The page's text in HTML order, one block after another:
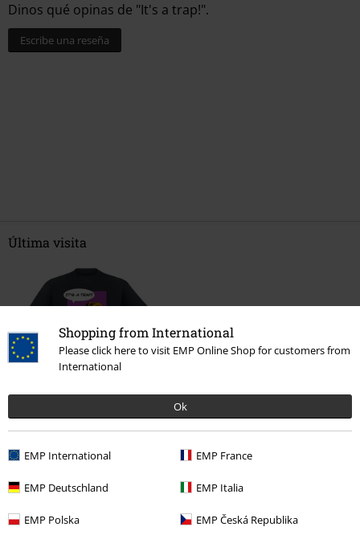
Shopping from International
Please click here to visit EMP Online Shop for customers from
International
Ok
EMP International EMP France
EMP Deutschland EMP Italia
EMP Polska EMP Česká Republika
Dinos qué opinas de "It's a trap!".
Escribe una reseña
Última visita
19,99 €
Más categorías. Más opciones
Películas & TV Películas & TV
& Tops
Camisetas